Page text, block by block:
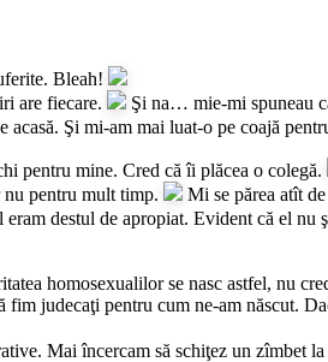
Bleah!
are fiecare.
Şi na… mie-mi spuneau
Şi mi-am mai luat-o pe coajă
pentru mine. Cred că îi plăcea o colegă.
nu pentru mult timp. Mi se părea atît
destul de apropiat. Evident că el
homosexualilor se nasc astfel, nu
judecaţi pentru cum ne-am născut.
Mai încercam să schiţez un zîmbet